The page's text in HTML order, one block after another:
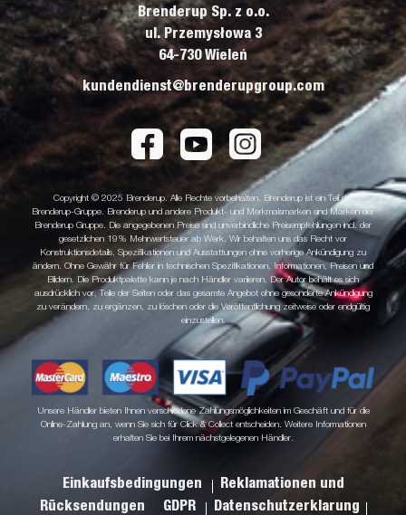
Brenderup Sp. z o.o.
ul. Przemysłowa 3
64-730 Wieleń
kundendienst@brenderupgroup.com
Copyright © 2025 Brenderup. Alle Rechte vorbehalten. Brenderup ist ein Teil der
Brenderup-Gruppe. Brenderup und andere Produkt- und Merkmalsmarken sind Marken der
Brenderup Gruppe. Die angegebenen Preise sind unverbindliche Preisempfehlungen incl. der
gesetzlichen 19% Mehrwertsteuer ab Werk. Wir behalten uns das Recht vor
Konstruktionsdetails, Spezifikationen und Ausstattungen ohne vorherige Ankündigung zu
ändern. Ohne Gewähr für Fehler in technischen Spezifikationen, Informationen, Preisen und
Bildern. Die Produktpalette kann je nach Händler variieren. Der Autor behält es sich
ausdrücklich vor, Teile der Seiten oder das gesamte Angebot ohne gesonderte Ankündigung
zu verändern, zu ergänzen, zu löschen oder die Veröffentlichung zeitweise oder endgültig
einzustellen.
Unsere Händler bieten Ihnen verschiedene Zahlungsmöglichkeiten im Geschäft und für die
Online-Zahlung an, wenn Sie sich für Click & Collect entscheiden. Weitere Informationen
erhalten Sie bei Ihrem nächstgelegenen Händler.
Einkaufsbedingungen
Reklamationen und
Rücksendungen
GDPR Datenschutzerklarung